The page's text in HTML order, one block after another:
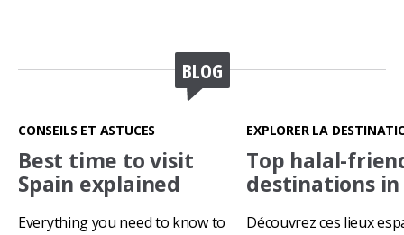
BLOG
CONSEILS ET ASTUCES
Best time to visit
Spain explained
Everything you need to know to
EXPLORER LA
Top halal-
destinations in
Découvrez ces lieux